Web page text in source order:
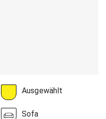
Ausgewählt
Sofa